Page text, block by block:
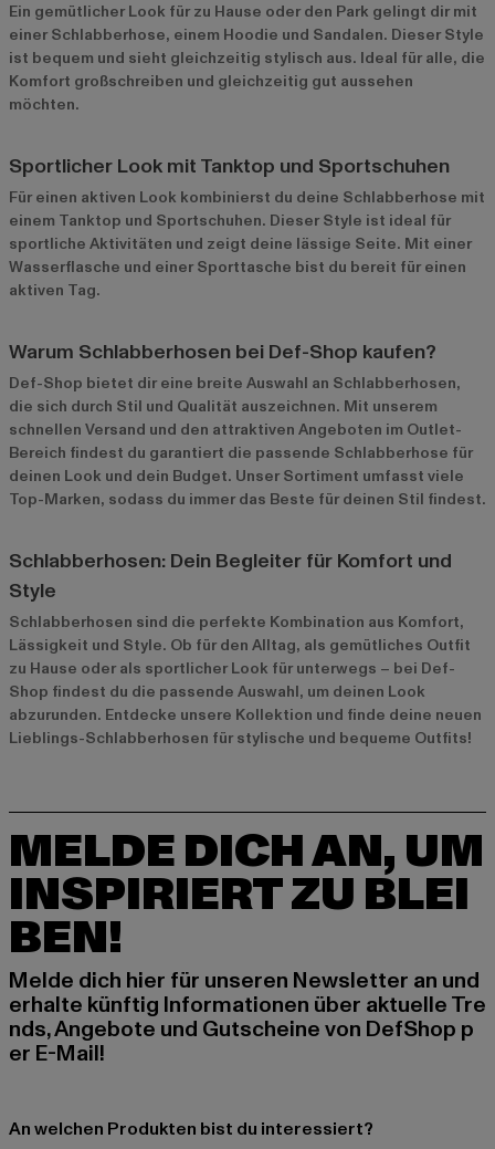
Ein gemütlicher Look für zu Hause oder den Park gelingt dir mit
einer Schlabberhose, einem Hoodie und Sandalen. Dieser Style
ist bequem und sieht gleichzeitig stylisch aus. Ideal für alle, die
Komfort großschreiben und gleichzeitig gut aussehen
möchten.
Sportlicher Look mit Tanktop und Sportschuhen
Für einen aktiven Look kombinierst du deine Schlabberhose mit
einem Tanktop und Sportschuhen. Dieser Style ist ideal für
sportliche Aktivitäten und zeigt deine lässige Seite. Mit einer
Wasserflasche und einer Sporttasche bist du bereit für einen
aktiven Tag.
Warum Schlabberhosen bei Def-Shop kaufen?
Def-Shop bietet dir eine breite Auswahl an Schlabberhosen,
die sich durch Stil und Qualität auszeichnen. Mit unserem
schnellen Versand und den attraktiven Angeboten im Outlet-
Bereich findest du garantiert die passende Schlabberhose für
deinen Look und dein Budget. Unser Sortiment umfasst viele
Top-Marken, sodass du immer das Beste für deinen Stil findest.
Schlabberhosen: Dein Begleiter für Komfort und
Style
Schlabberhosen sind die perfekte Kombination aus Komfort,
Lässigkeit und Style. Ob für den Alltag, als gemütliches Outfit
zu Hause oder als sportlicher Look für unterwegs – bei Def-
Shop findest du die passende Auswahl, um deinen Look
abzurunden. Entdecke unsere Kollektion und finde deine neuen
Lieblings-Schlabberhosen für stylische und bequeme Outfits!
MELDE DICH AN, UM
INSPIRIERT ZU BLEI
BEN!
Melde dich hier für unseren Newsletter an und
erhalte künftig Informationen über aktuelle Tre
nds, Angebote und Gutscheine von DefShop p
er E-Mail!
An welchen Produkten bist du interessiert?